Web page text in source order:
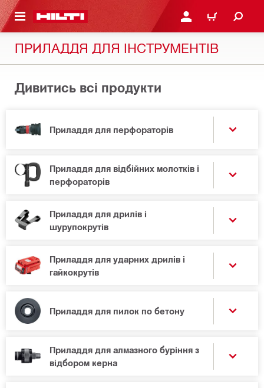
ЗМІСТУ УВІЙТИ АБО
КОШИК
ПРИЛАДДЯ ДЛЯ ІНСТРУМЕНТІВ
Дивитись всі продукти
Приладдя для перфораторів
Приладдя для відбійних молотків і
перфораторів
Приладдя для дрилів і
шурупокрутів
Приладдя для ударних дрилів і
гайкокрутів
Приладдя для пилок по бетону
Приладдя для алмазного буріння з
відбором керна